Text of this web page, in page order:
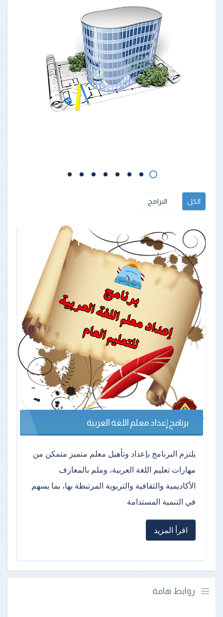
الكل البرامج
برنامج إعداد معلم اللغة العربية
يلتزم البرنامج بإعداد وتأهيل معلم متميز متمكن من
مهارات تعليم اللغة العربية، وملم بالمعارف
الأكاديمية والثقافية والتربوية المرتبطة بها، بما يسهم
في التنمية المستدامة
اقرأ المزيد
روابط هامة